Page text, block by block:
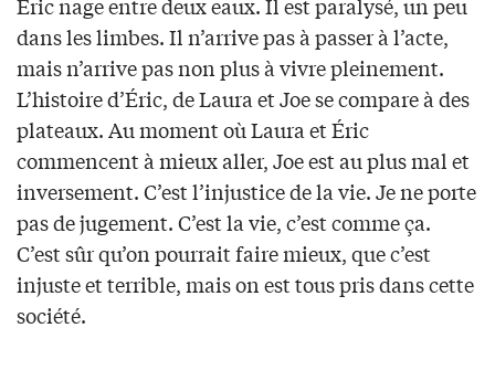
Éric nage entre deux eaux. Il est paralysé, un peu
dans les limbes. Il n’arrive pas à passer à l’acte,
mais n’arrive pas non plus à vivre pleinement.
L’histoire d’Éric, de Laura et Joe se compare à des
plateaux. Au moment où Laura et Éric
commencent à mieux aller, Joe est au plus mal et
inversement. C’est l’injustice de la vie. Je ne porte
pas de jugement. C’est la vie, c’est comme ça.
C’est sûr qu’on pourrait faire mieux, que c’est
injuste et terrible, mais on est tous pris dans cette
société.